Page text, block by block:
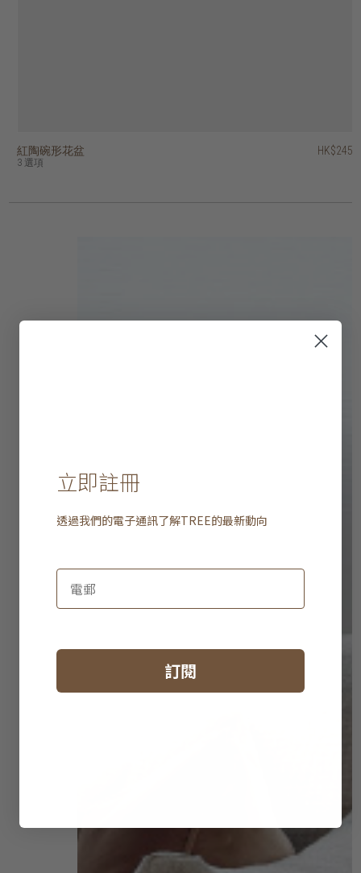
紅陶碗形花盆
3 選項
HK$245
紅陶錐形花盆
9 選項
HK$175
紅陶條紋花盆 HK$425
紅陶羅紋花盆
2 選項
HK$395
紅陶棱紋裝飾碗 HK$595
紅陶條紋花盆 HK$475
紅陶圓形質樸花盆 HK$575
紅陶錐形花盆 - 連底盤
3 選項
HK$295
紅陶兩色圓柱花盆
2 選項
HK$245
紅陶薑罐形花瓶 HK$495
立即註冊
透過我們的電子通訊了解TREE的最新動向
訂閱